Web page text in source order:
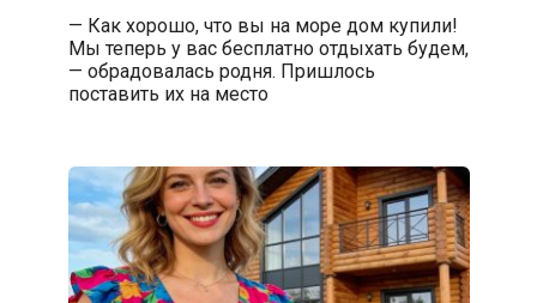
— Как хорошо, что вы на море дом купили!
Мы теперь у вас бесплатно отдыхать будем,
— обрадовалась родня. Пришлось
поставить их на место